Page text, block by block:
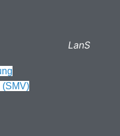
LanS
(SMV)